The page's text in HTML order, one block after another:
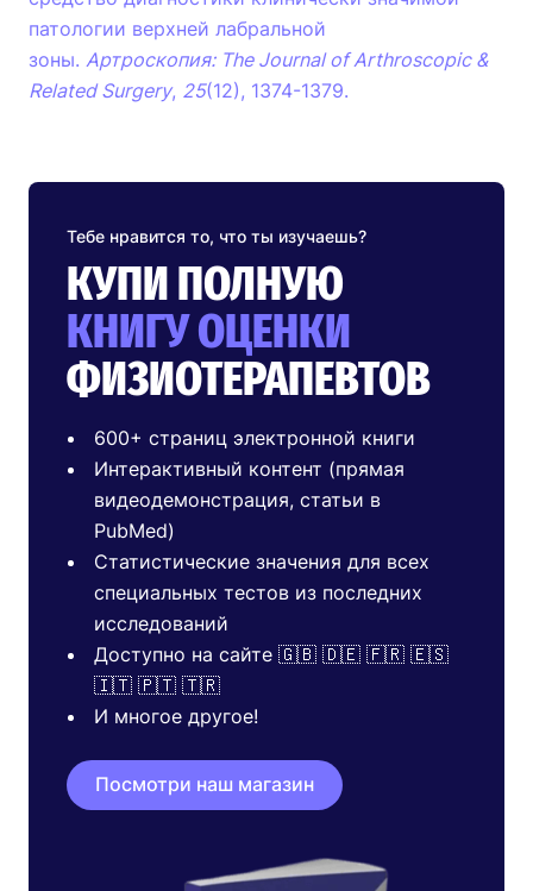
патологии верхней лабральной
зоны. Артроскопия: The Journal of Arthroscopic &
Related Surgery, 25(12), 1374-1379.
Тебе нравится то, что ты изучаешь?
КУПИ ПОЛНУЮ
КНИГУ ОЦЕНКИ
ФИЗИОТЕРАПЕВТОВ
600+ страниц электронной книги
Интерактивный контент (прямая
видеодемонстрация, статьи в
PubMed)
Статистические значения для всех
специальных тестов из последних
исследований
Доступно на сайте 🇬🇧 🇩🇪 🇫🇷 🇪🇸
🇮🇹 🇵🇹 🇹🇷
И многое другое!
Посмотри наш магазин